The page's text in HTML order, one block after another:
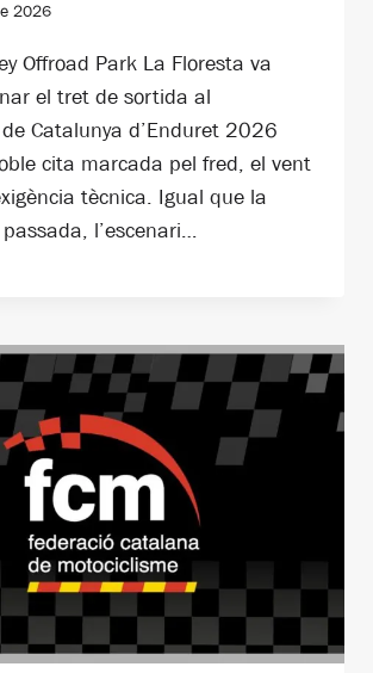
2026
Offroad Park La Floresta va
el tret de sortida al
Catalunya d’Enduret 2026
cita marcada pel fred, el vent
tècnica. Igual que la
l’escenari…